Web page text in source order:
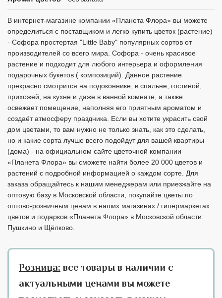
В интернет-магазине компании «Планета Флора» вы можете
определиться с поставщиком и легко купить цветок (растение)
- Софора простертая "Little Baby" популярных сортов от
производителей со всего мира. Софора - очень красивое
растение и подходит для любого интерьера и оформления
подарочных букетов ( композиций). Данное растение
прекрасно смотрится на подоконнике, в спальне, гостиной,
прихожей, на кухне и даже в ванной комнате, а также
освежает помещение, наполняя его приятным ароматом и
создаёт атмосферу праздника. Если вы хотите украсить свой
дом цветами, то вам нужно не только знать, как это сделать,
но и какие сорта лучше всего подойдут для вашей квартиры
(дома) - на официальном сайте цветочной компании
«Планета Флора» вы сможете найти более 20 000 цветов и
растений с подробной информацией о каждом сорте. Для
заказа обращайтесь к нашим менеджерам или приезжайте на
оптовую базу в Московской области, покупайте цветы по
оптово-розничным ценам в наших магазинах / гипермаркетах
цветов и подарков «Планета Флора» в Московской области:
Пушкино и Щёлково.
Розница: все товары в наличии с
актуальными ценами вы можете